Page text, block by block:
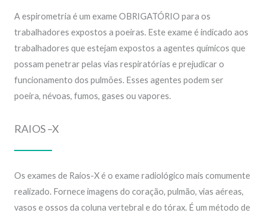
A espirometria é um exame OBRIGATÓRIO para os
trabalhadores expostos a poeiras. Este exame é indicado aos
trabalhadores que estejam expostos a agentes químicos que
possam penetrar pelas vias respiratórias e prejudicar o
funcionamento dos pulmões. Esses agentes podem ser
poeira, névoas, fumos, gases ou vapores.
RAIOS –X
Os exames de Raios-X é o exame radiológico mais comumente
realizado. Fornece imagens do coração, pulmão, vias aéreas,
vasos e ossos da coluna vertebral e do tórax. É um método de